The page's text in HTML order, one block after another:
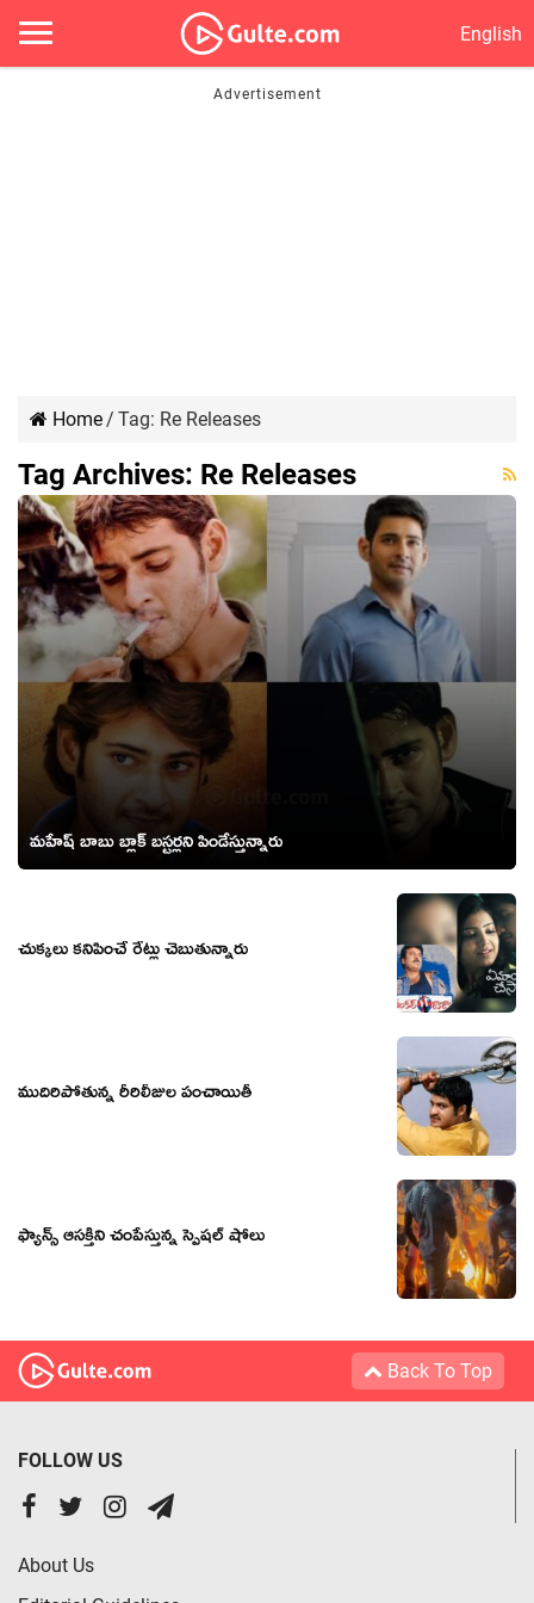
English
Home/ Tag: Re Releases
Tag Archives: Re Releases
మహేష్ బాబు బ్లాక్ బస్టర్లని పిండేస్తున్నారు
చుక్కలు కనిపించే రేట్లు చెబుతున్నారు
ముదిరిపోతున్న రీరిలీజుల పంచాయితీ
ఫ్యాన్స్ ఆసక్తిని చంపేస్తున్న స్పెషల్ షోలు
Back To Top
FOLLOW US
About Us